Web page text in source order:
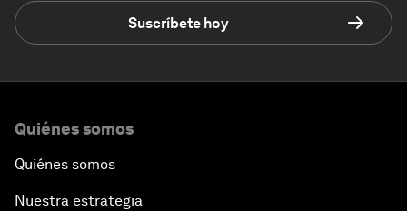
Suscríbete hoy
Quiénes somos
Quiénes somos
Nuestra estrategia